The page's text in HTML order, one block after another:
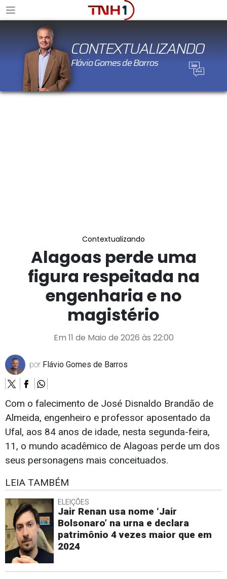
CONTEXTUALIZANDO
Contextualizando
Alagoas perde uma
figura respeitada na
engenharia e no
magistério
Em 11 de Maio de 2026 às 22:00
por Flávio Gomes de Barros
Com o falecimento de José Disnaldo Brandão de
Almeida, engenheiro e professor aposentado da
Ufal, aos 84 anos de idade, nesta segunda-feira,
11, o mundo acadêmico de Alagoas perde um dos
seus personagens mais conceituados.
LEIA TAMBÉM
ELEIÇÕES
Jair Renan usa nome ‘Jair
Bolsonaro’ na urna e declara
patrimônio 4 vezes maior que em
2024